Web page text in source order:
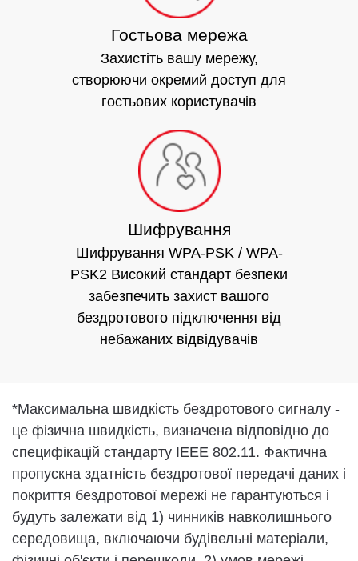
Гостьова мережа
Захистіть вашу мережу,
створюючи окремий доступ для
гостьових користувачів
Шифрування
Шифрування WPA-PSK / WPA-
PSK2 Високий стандарт безпеки
забезпечить захист вашого
бездротового підключення від
небажаних відвідувачів
*Максимальна швидкість бездротового сигналу -
це фізична швидкість, визначена відповідно до
специфікацій стандарту IEEE 802.11. Фактична
пропускна здатність бездротової передачі даних і
покриття бездротової мережі не гарантуються і
будуть залежати від 1) чинників навколишнього
середовища, включаючи будівельні матеріали,